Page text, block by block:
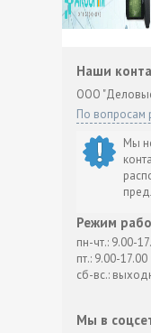
Наши
ООО
По вопросам
Мы
Режим
пн-чт.: 9.00-
пт.: 9.00-17.00
сб-вс.:
Мы в